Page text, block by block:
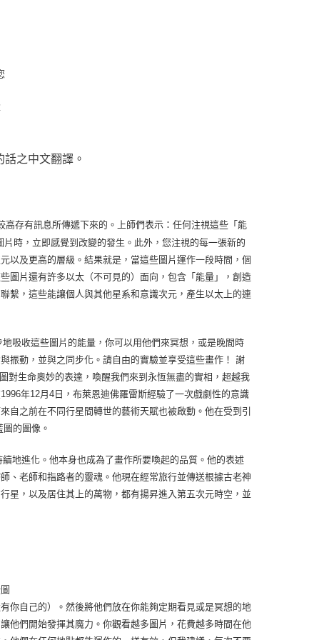
之中文翻譯。
存有訊息所傳遞下來的。上師們表示：任何注視這些「能
時，立即感覺到改變的發生。此外，您注視的每一張新的
以及更高的層級。結果就是，當這些圖片運作一段時間，個
圖片還有許多以太（不可見的）面向，包含「能量」，創造
繫，這些能讓個人與其他星系和意識次元，產生以太上的連
吸收這些圖片的能量，你可以用他們來冥想，或是晚間時
振動，並與之同步化。請自由的實驗並享受這些畫作！ 謝
對生命奧妙的表達，喚醒我們來到永恆無盡的實相，超越我
年12月4日，布萊恩迪佛羅雷斯經驗了一次戲劇性的意識
自之前在不同行星間轉世的藝術天賦也被啟動。他在受到引
的圖像。
地進化。他本身也成為了畫作所要喚起的品質。他的表述
、老師和指路者的靈魂。他現在經常旅行並傳送根據古老神
星，以及居住其上的萬物，都有揚昇進入第五次元時空，並
你自己的）。然後將他們放在你能夠定期看見或是冥想的地
他們開始發揮其魔力。你觀看越多圖片，花費越多時間在他